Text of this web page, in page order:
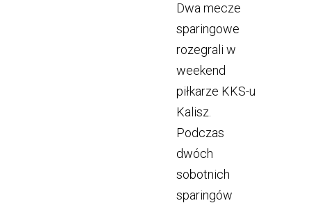
Dwa mecze
sparingowe
rozegrali w
weekend
piłkarze KKS-u
Kalisz.
Podczas
dwóch
sobotnich
sparingów